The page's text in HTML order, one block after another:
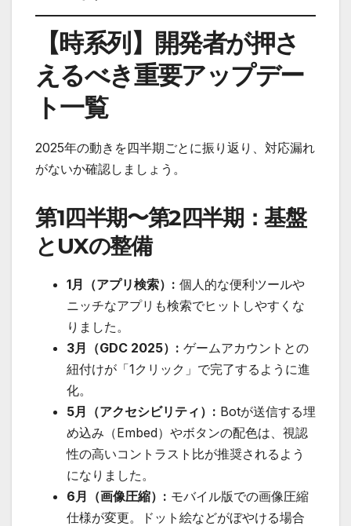
【時系列】開発者が押さ
えるべき重要アップデー
ト一覧
2025年の動きを四半期ごとに振り返り、対応漏れ
がないか確認しましょう。
第1四半期〜第2四半期：基盤
とUXの整備
1月（アプリ検索）: 個人的な便利ツールや
ニッチなアプリも検索でヒットしやすくな
りました。
3月（GDC 2025）: ゲームアカウントとの
紐付けが「1クリック」で完了するように進
化。
5月（アクセシビリティ）: Botが送信する埋
め込み（Embed）やボタンの配色は、視認
性の高いコントラスト比が推奨されるよう
になりました。
6月（画像圧縮）: モバイル版での画像圧縮
仕様が変更。ドット絵などがぼやける場合